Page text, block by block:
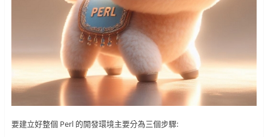
要建立好整個 Perl 的開發環境主要分為三個步驟: